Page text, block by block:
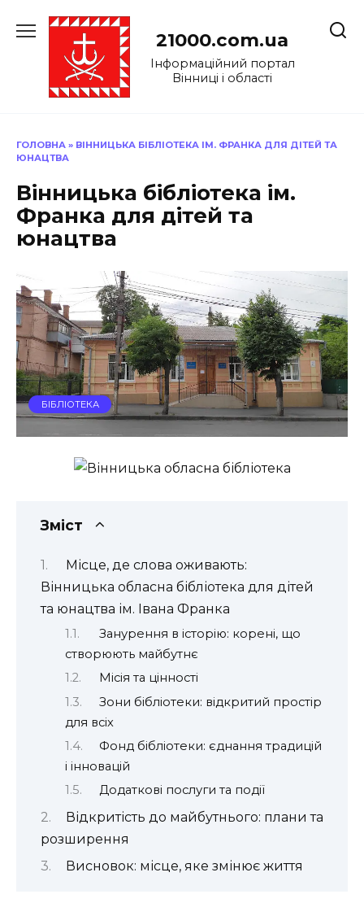
до
21000.com.ua
Інформаційний портал
Вінниці і області
ГОЛОВНА » ВІННИЦЬКА БІБЛІОТЕКА ІМ. ФРАНКА ДЛЯ ДІТЕЙ ТА
ЮНАЦТВА
Вінницька бібліотека ім.
Франка для дітей та
юнацтва
БІБЛІОТЕКА
Зміст
Місце, де слова оживають:
Вінницька обласна бібліотека для дітей
та юнацтва ім. Івана Франка
Занурення в історію: корені, що
створюють майбутнє
Місія та цінності
Зони бібліотеки: відкритий простір
для всіх
Фонд бібліотеки: єднання традицій
і інновацій
Додаткові послуги та події
Відкритість до майбутнього: плани та
розширення
Висновок: місце, яке змінює життя